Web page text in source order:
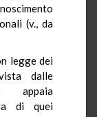
(v., da
legge dei
dalle
appaia
di quei